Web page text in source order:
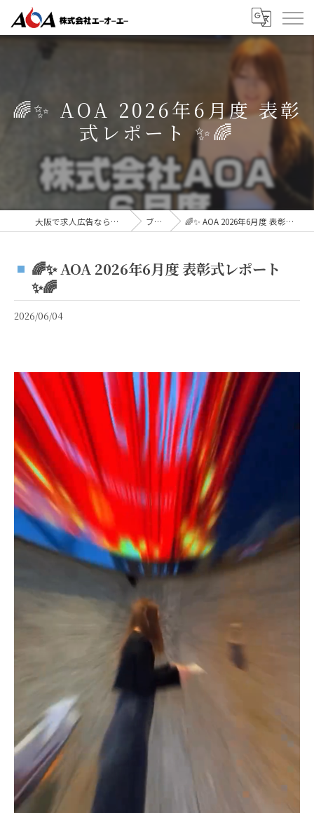
🌈✨ AOA 2026年6月度 表彰
式レポート ✨🌈
大阪で求人広告なら株式会社AOA ブログ 🌈✨ AOA 2026年6月度 表彰式レポート ✨🌈
🌈✨ AOA 2026年6月度 表彰式レポート
✨🌈
2026/06/04